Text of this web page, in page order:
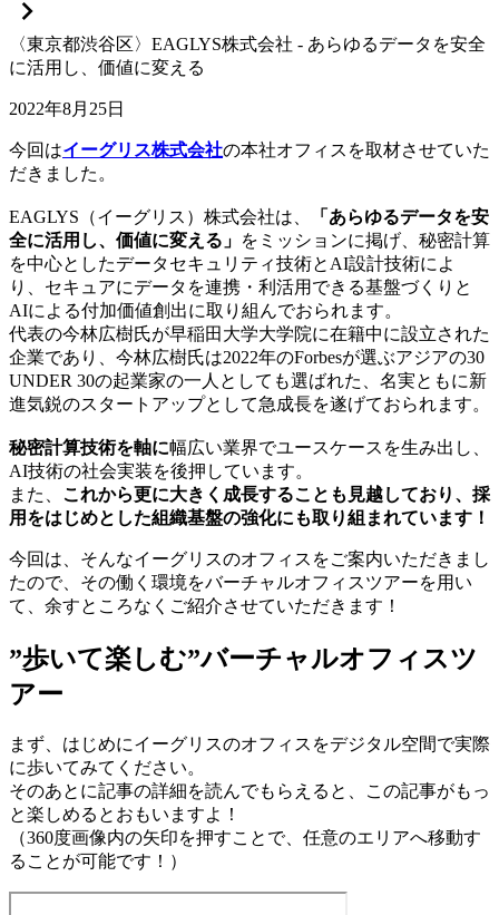
〈東京都渋谷区〉EAGLYS株式会社 - あらゆるデータを安全
に活用し、価値に変える
2022年8月25日
今回はイーグリス株式会社の本社オフィスを取材させていた
だきました。
EAGLYS（イーグリス）株式会社は、
「あらゆるデータを安
全に活用し、価値に変える」 をミッションに掲げ、秘密計算
を中心としたデータセキュリティ技術とAI設計技術によ
り、セキュアにデータを連携・利活用できる基盤づくりと
AIによる付加価値創出に取り組んでおられます。
代表の今林広樹氏が早稲田大学大学院に在籍中に設立された
企業であり、今林広樹氏は2022年のForbesが選ぶアジアの30
UNDER 30の起業家の一人としても選ばれた、名実ともに新
進気鋭のスタートアップとして急成長を遂げておられます。
秘密計算技術を軸に幅広い業界でユースケースを生み出し、
AI技術の社会実装を後押しています。
また、 これから更に大きく成長することも見越しており、採
用をはじめとした組織基盤の強化にも取り組まれています！
今回は、そんなイーグリスのオフィスをご案内いただきまし
たので、その働く環境をバーチャルオフィスツアーを用い
て、余すところなくご紹介させていただきます！
”歩いて楽しむ”バーチャルオフィスツ
アー
まず、はじめにイーグリスのオフィスをデジタル空間で実際
に歩いてみてください。
そのあとに記事の詳細を読んでもらえると、この記事がもっ
と楽しめるとおもいますよ！
（360度画像内の矢印を押すことで、任意のエリアへ移動す
ることが可能です！）